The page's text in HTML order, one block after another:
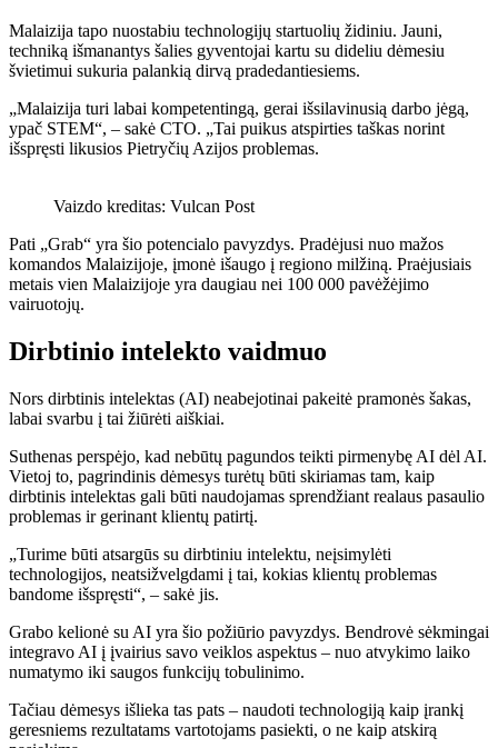
Malaizija tapo nuostabiu technologijų startuolių židiniu. Jauni,
techniką išmanantys šalies gyventojai kartu su dideliu dėmesiu
švietimui sukuria palankią dirvą pradedantiesiems.
„Malaizija turi labai kompetentingą, gerai išsilavinusią darbo jėgą,
ypač STEM“, – sakė CTO. „Tai puikus atspirties taškas norint
išspręsti likusios Pietryčių Azijos problemas.
Vaizdo kreditas: Vulcan Post
Pati „Grab“ yra šio potencialo pavyzdys. Pradėjusi nuo mažos
komandos Malaizijoje, įmonė išaugo į regiono milžiną. Praėjusiais
metais vien Malaizijoje yra daugiau nei 100 000 pavėžėjimo
vairuotojų.
Dirbtinio intelekto vaidmuo
Nors dirbtinis intelektas (AI) neabejotinai pakeitė pramonės šakas,
labai svarbu į tai žiūrėti aiškiai.
Suthenas perspėjo, kad nebūtų pagundos teikti pirmenybę AI dėl AI.
Vietoj to, pagrindinis dėmesys turėtų būti skiriamas tam, kaip
dirbtinis intelektas gali būti naudojamas sprendžiant realaus pasaulio
problemas ir gerinant klientų patirtį.
„Turime būti atsargūs su dirbtiniu intelektu, neįsimylėti
technologijos, neatsižvelgdami į tai, kokias klientų problemas
bandome išspręsti“, – sakė jis.
Grabo kelionė su AI yra šio požiūrio pavyzdys. Bendrovė sėkmingai
integravo AI į įvairius savo veiklos aspektus – nuo ​​atvykimo laiko
numatymo iki saugos funkcijų tobulinimo.
Tačiau dėmesys išlieka tas pats – naudoti technologiją kaip įrankį
geresniems rezultatams vartotojams pasiekti, o ne kaip atskirą